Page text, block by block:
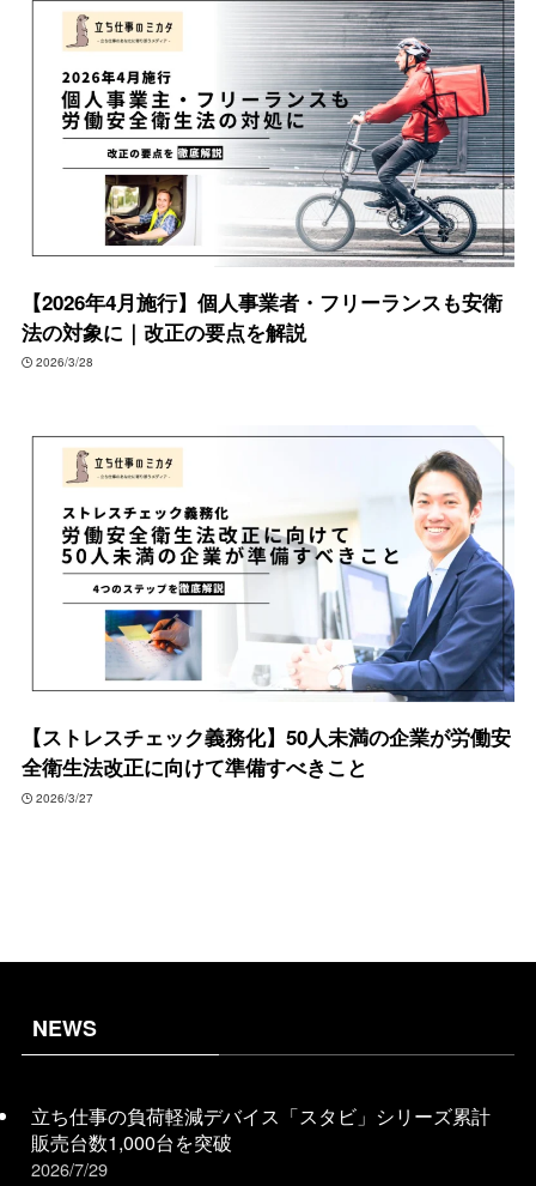
【2026年4月施行】個人事業者・フリーランスも安衛
法の対象に｜改正の要点を解説
2026/3/28
【ストレスチェック義務化】50人未満の企業が労働安
全衛生法改正に向けて準備すべきこと
2026/3/27
NEWS
立ち仕事の負荷軽減デバイス「スタビ」シリーズ累計
販売台数1,000台を突破
2026/7/29